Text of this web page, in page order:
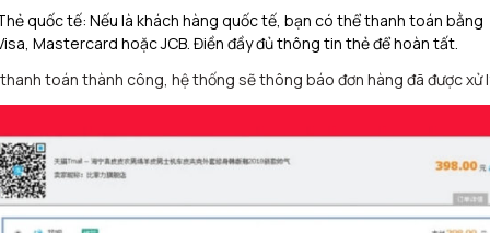
quốc tế: Nếu là khách hàng quốc tế, bạn có thể thanh toán bằng
Mastercard hoặc JCB. Điền đầy đủ thông tin thẻ để hoàn tất.
toán thành công, hệ thống sẽ thông báo đơn hàng đã được xử